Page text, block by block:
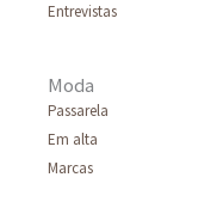
Entrevistas
Moda
Passarela
Em alta
Marcas